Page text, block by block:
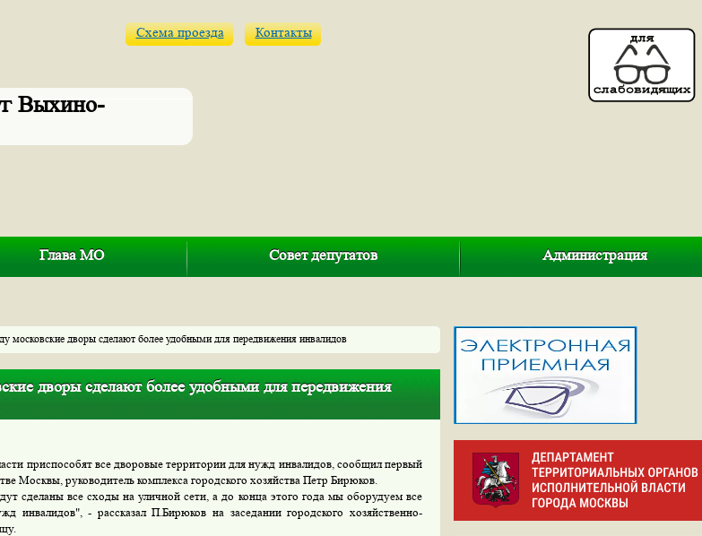
Выхино-
Схема проезда Контакты
Глава МО Совет депутатов Администрация
московские дворы сделают более удобными для передвижения инвалидов
дворы сделают более удобными для передвижения
приспособят все дворовые территории для нужд инвалидов, сообщил первый
Москвы, руководитель комплекса городского хозяйства Петр Бирюков.
сделаны все сходы на уличной сети, а до конца этого года мы оборудуем все
инвалидов", - рассказал П.Бирюков на заседании городского хозяйственно-